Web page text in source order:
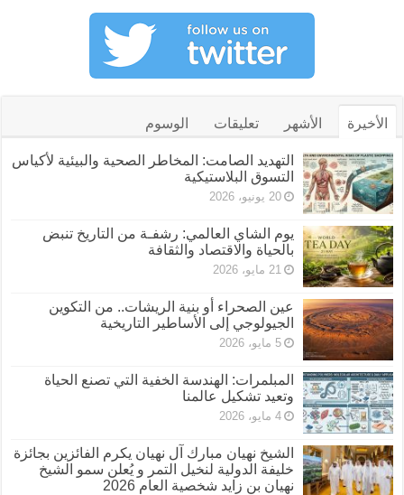
الأخيرة الأشهر تعليقات الوسوم
التهديد الصامت: المخاطر الصحية والبيئية لأكياس
التسوق البلاستيكية
20 يونيو، 2026
يوم الشاي العالمي: رشفـة من التاريخ تنبض
بالحياة والاقتصاد والثقافة
21 مايو، 2026
عين الصحراء أو بنية الريشات.. من التكوين
الجيولوجي إلى الأساطير التاريخية
5 مايو، 2026
المبلمرات: الهندسة الخفية التي تصنع الحياة
وتعيد تشكيل عالمنا
4 مايو، 2026
الشيخ نهيان مبارك آل نهيان يكرم الفائزين بجائزة
خليفة الدولية لنخيل التمر و يُعلن سمو الشيخ
نهيان بن زايد شخصية العام 2026